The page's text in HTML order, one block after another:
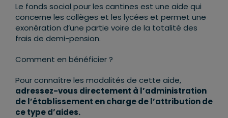
Le fonds social pour les cantines est une aide qui
concerne les collèges et les lycées et permet une
exonération d’une partie voire de la totalité des
frais de demi-pension.
Comment en bénéficier ?
Pour connaître les modalités de cette aide,
adressez-vous directement à l’administration
de l’établissement en charge de l’attribution de
ce type d’aides.